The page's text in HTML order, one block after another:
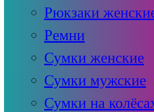
Рюкзаки
Ремни
Сумки женские
Сумки мужские
Сумки на